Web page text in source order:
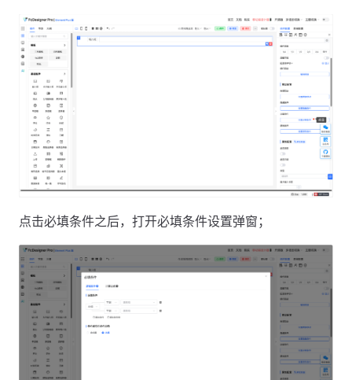
点击必填条件之后，打开必填条件设置弹窗；